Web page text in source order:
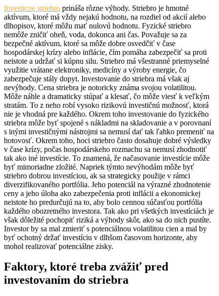
Investicne striebro prináša rôzne výhody. Striebro je hmotné
aktívum, ktoré má vždy nejakú hodnotu, na rozdiel od akcií alebo
dlhopisov, ktoré môžu mať nulovú hodnotu. Fyzické striebro
nemôže zničiť oheň, voda, dokonca ani čas. Považuje sa za
bezpečné aktívum, ktoré sa môže dobre osvedčiť v čase
hospodárskej krízy alebo inflácie, čím pomáha zabezpečiť sa proti
neistote a udržať si kúpnu silu. Striebro má všestranné priemyselné
využitie vrátane elektroniky, medicíny a výroby energie, čo
zabezpečuje stály dopyt. Investovanie do striebra má však aj
nevýhody. Cena striebra je notoricky známa svojou volatilitou.
Môže náhle a dramaticky stúpať a klesať, čo môže viesť k veľkým
stratám. To z neho robí vysoko rizikovú investičnú možnosť, ktorá
nie je vhodná pre každého. Okrem toho investovanie do fyzického
striebra môže byť spojené s nákladmi na skladovanie a v porovnaní
s inými investičnými nástrojmi sa nemusí dať tak ľahko premeniť na
hotovosť. Okrem toho, hoci striebro často dosahuje dobré výsledky
v čase krízy, počas hospodárskeho rozmachu sa nemusí zhodnotiť
tak ako iné investície. To znamená, že načasovanie investície môže
byť mimoriadne zložité. Napriek týmto nevýhodám môže byť
striebro dobrou investíciou, ak sa strategicky použije v rámci
diverzifikovaného portfólia. Jeho potenciál na výrazné zhodnotenie
ceny a jeho úloha ako zabezpečenia proti inflácii a ekonomickej
neistote ho predurčujú na to, aby bolo cennou súčasťou portfólia
každého obozretného investora. Tak ako pri všetkých investíciách je
však dôležité pochopiť riziká a výhody skôr, ako sa do nich pustíte.
Investor by sa mal zmieriť s potenciálnou volatilitou cien a mal by
byť ochotný držať investíciu v dlhšom časovom horizonte, aby
mohol realizovať potenciálne zisky.
Faktory, ktoré treba zvážiť pred
investovaním do striebra